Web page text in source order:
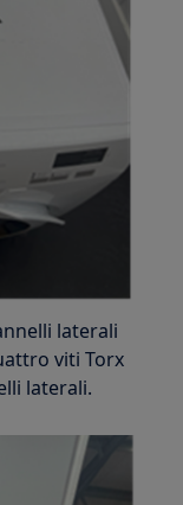
laterali
viti Torx
laterali.